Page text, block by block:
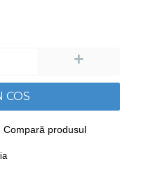
+
COS
Compară produsul